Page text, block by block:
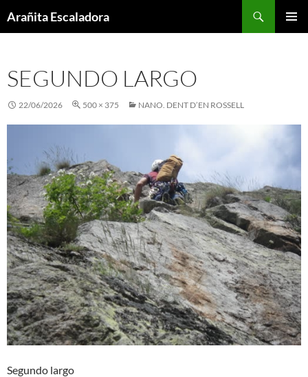
toArañita Escaladora
SEGUNDO LARGO
22/06/2026 500 × 375 NANO. DENT D’EN ROSSELL
Segundo largo